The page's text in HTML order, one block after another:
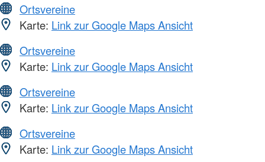
Ortsvereine
Karte: Link zur Google Maps Ansicht
Ortsvereine
Karte: Link zur Google Maps Ansicht
Ortsvereine
Karte: Link zur Google Maps Ansicht
Ortsvereine
Karte: Link zur Google Maps Ansicht